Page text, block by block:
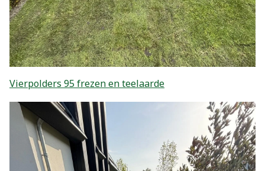
Vierpolders 95 frezen en teelaarde